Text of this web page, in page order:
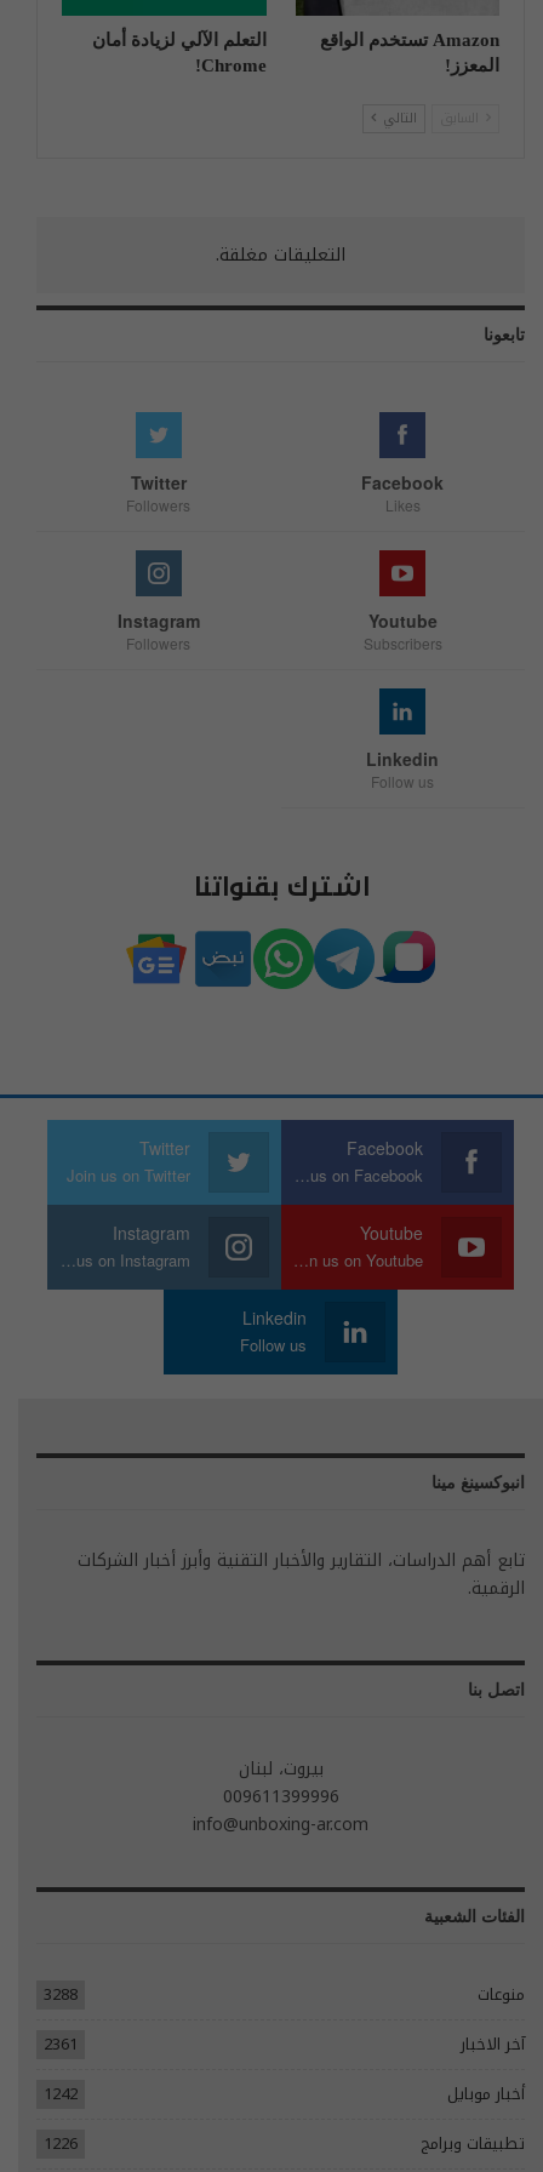
Amazon تستخدم الواقع
المعزز!
التعلم الآلي لزيادة أمان
Chrome!
التالي
التعليقات مغلقة.
تابعونا
Facebook
Likes
Twitter
Followers
Youtube
Subscribers
Instagram
Followers
Linkedin
Follow us
اشترك بقنواتنا
Facebook
Join us on Facebook
Twitter
Join us on Twitter
Youtube
Join us on Youtube
Instagram
Join us on Instagram
Linkedin
Follow us
انبوكسينغ مينا
تابع أهم الدراسات، التقارير والأخبار التقنية وأبرز أخبار الشركات
الرقمية.
اتصل بنا
بيروت، لبنان
009611399996
info@unboxing-ar.com
الفئات الشعبية
منوعات
3288
آخر الاخبار
2361
أخبار موبايل
1242
تطبيقات وبرامج
1226